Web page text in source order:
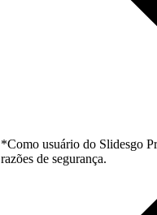
*Como usuário do Slidesgo
razões de segurança.